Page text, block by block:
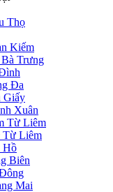
Thọ
Kiếm
Trưng
Đa
Giấy
Xuân
Từ Liêm
Từ Liêm
Hồ
Biên
Mai